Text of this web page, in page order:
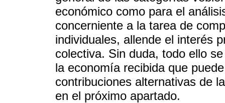
económico como para el
concerniente a la tarea de
individuales, allende el interés
colectiva. Sin duda, todo ello
la economía recibida que
contribuciones alternativas de
en el próximo apartado.